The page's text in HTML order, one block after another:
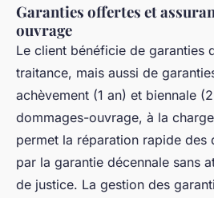
Garanties offertes et
ouvrage
Le client bénéficie de garanties
traitance, mais aussi de
achèvement (1 an) et biennale
dommages-ouvrage, à la
permet la réparation rapide des
par la garantie décennale sans
de justice. La gestion des